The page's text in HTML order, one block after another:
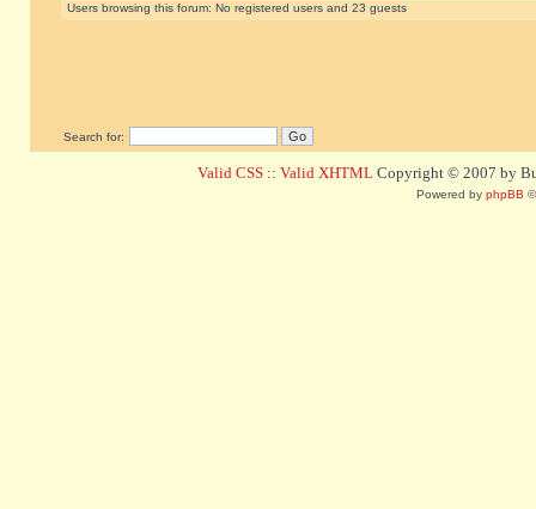
Users browsing this forum: No registered users and 23 guests
Search for:
Valid CSS :: Valid XHTML Copyright © 2007 by
Powered by phpBB